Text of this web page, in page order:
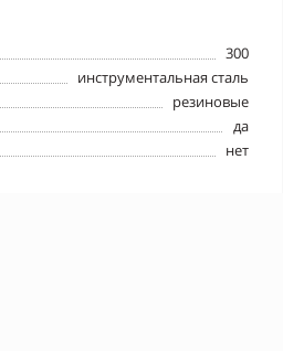
300
инструментальная сталь
резиновые
да
нет